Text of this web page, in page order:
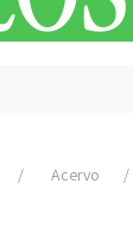
Acervo